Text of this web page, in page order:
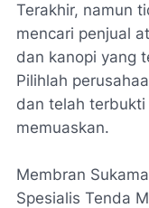
Terakhir, namun
mencari penjual
dan kanopi yang
Pilihlah
dan telah
memuaskan.
Membran
Spesialis Tenda